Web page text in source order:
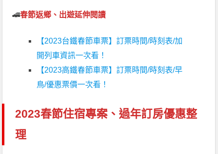
🚄春節返鄉、出遊延伸閱讀
【2023台鐵春節車票】訂票時間/時刻表/加
開列車資訊一次看！
【2023高鐵春節車票】訂票時間/時刻表/早
鳥/優惠票價一次看！
2023春節住宿專案、過年訂房優惠整
理